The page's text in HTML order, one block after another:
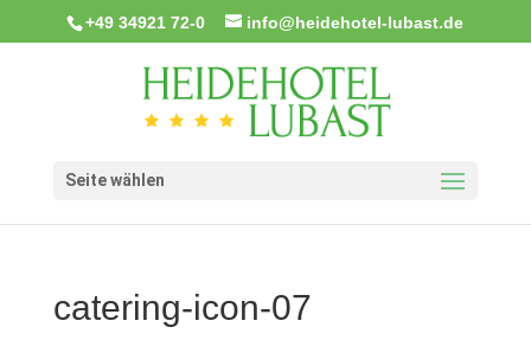
+49 34921 72-0 info@heidehotel-lubast.de
Seite wählen
catering-icon-07